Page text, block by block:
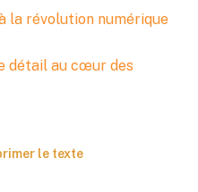
la révolution numérique
détail au cœur des
le texte